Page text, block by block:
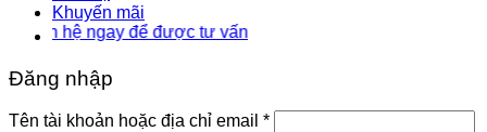
Khuyến mãi
ngay để được tư vấn
Đăng nhập
Tên tài khoản hoặc địa chỉ email *Bắt